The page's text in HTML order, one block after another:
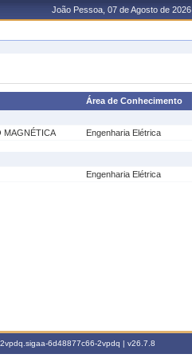
João Pessoa, 07 de Agosto de 2026
Área de Conhecimento
MAGNÉTICA Engenharia Elétrica
Engenharia Elétrica
6d48877c66-2vpdq | v26.7.8